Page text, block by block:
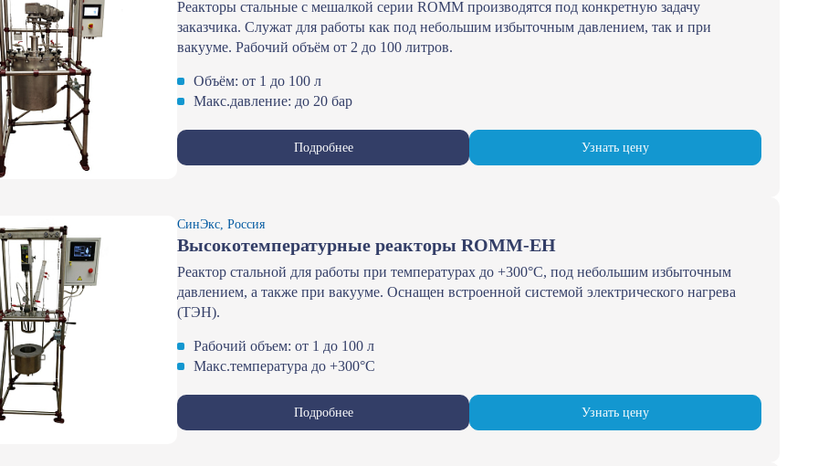
Реакторы стальные с мешалкой серии ROMM производятся под конкретную задачу
заказчика. Служат для работы как под небольшим избыточным давлением, так и при
вакууме. Рабочий объём от 2 до 100 литров.
Объём: от 1 до 100 л
Макс.давление: до 20 бар
Подробнее Узнать цену
СинЭкс, Россия
Высокотемпературные реакторы ROMM-EH
Реактор стальной для работы при температурах до +300°С, под небольшим избыточным
давлением, а также при вакууме. Оснащен встроенной системой электрического нагрева
(ТЭН).
Рабочий объем: от 1 до 100 л
Макс.температура до +300°С
Подробнее Узнать цену